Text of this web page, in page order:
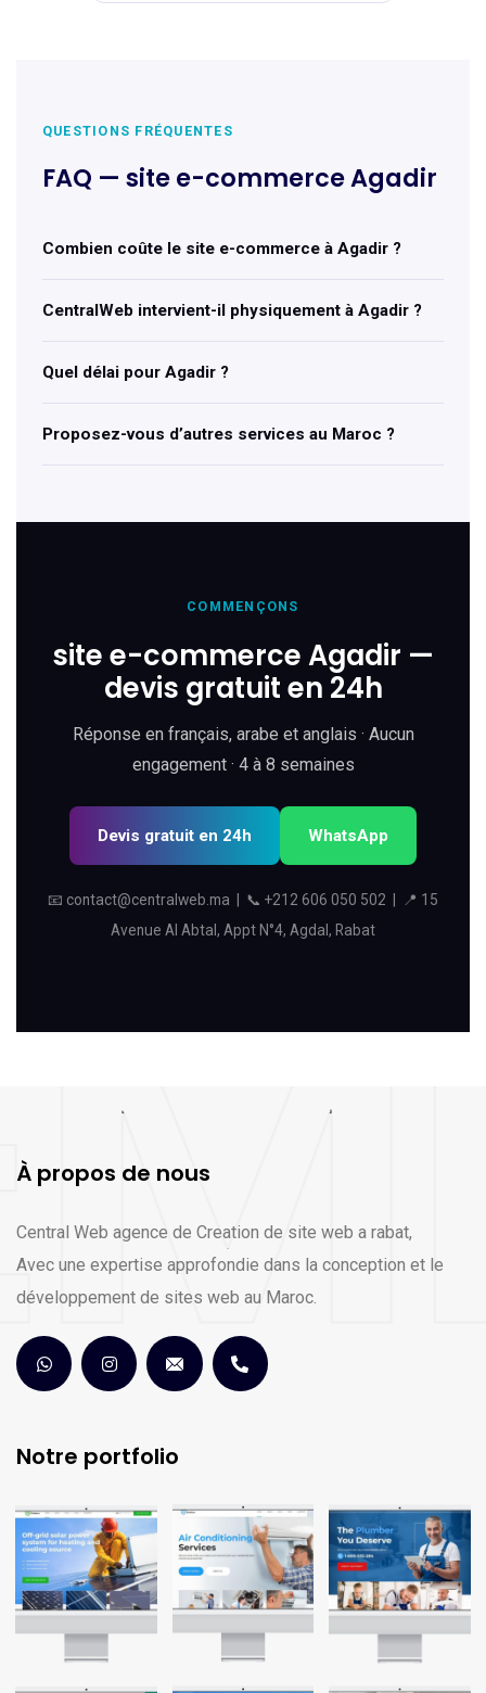
QUESTIONS FRÉQUENTES
FAQ — site e-commerce Agadir
Combien coûte le site e-commerce à Agadir ?
CentralWeb intervient-il physiquement à Agadir ?
Quel délai pour Agadir ?
Proposez-vous d’autres services au Maroc ?
COMMENÇONS
site e-commerce Agadir —
devis gratuit en 24h
Réponse en français, arabe et anglais · Aucun
engagement · 4 à 8 semaines
Devis gratuit en 24h WhatsApp
📧 contact@centralweb.ma | 📞 +212 606 050 502 | 📍 15
Avenue Al Abtal, Appt N°4, Agdal, Rabat
À propos de nous
Central Web agence de Creation de site web a rabat,
Avec une expertise approfondie dans la conception et le
développement de sites web au Maroc.
Notre portfolio